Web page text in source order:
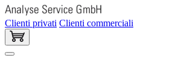
Clienti privati Clienti commerciali